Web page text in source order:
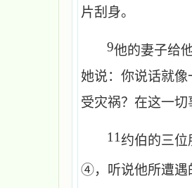
片刮身。
9他的妻子给
她说：你说话就
受灾祸？在这一
11约伯的三位
④，听说他所遭遇